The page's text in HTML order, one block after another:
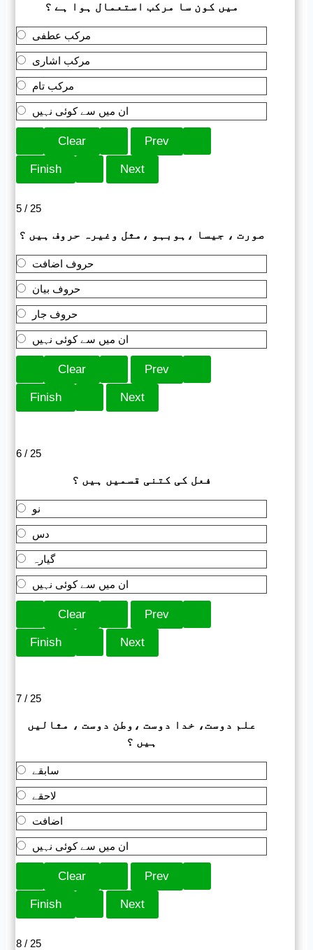
میں کون سا مرکب استعمال ہوا ہے ؟
مرکب عطفی
مرکب اشاری
مرکب تام
ان میں سے کوئی نہیں
5 / 25
صورت ، جیسا ،ہوبہو ،مثل وغیرہ حروف ہیں ؟
حروف اضافت
حروف بیان
حروف جار
ان میں سے کوئی نہیں
6 / 25
فعل کی کتنی قسمیں ہیں ؟
نو
دس
گیارہ
ان میں سے کوئی نہیں
7 / 25
علم دوست، خدا دوست ،وطن دوست ، مثالیں
ہیں ؟
سابقے
لاحقے
اضافت
ان میں سے کوئی نہیں
8 / 25